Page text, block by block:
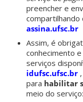
preencher e
compartilhando
assina.ufsc.br
Assim, é
conhecimento
serviços
idufsc.ufsc.br
para habilitar
meio do